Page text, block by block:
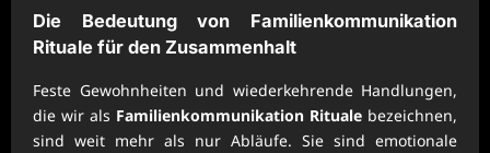
Die Bedeutung von Familienkommunikation
Rituale für den Zusammenhalt
Feste Gewohnheiten und wiederkehrende Handlungen,
die wir als Familienkommunikation Rituale bezeichnen,
sind weit mehr als nur Abläufe. Sie sind emotionale